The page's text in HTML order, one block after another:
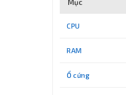
Mục
CPU
RAM
Ổ cứng